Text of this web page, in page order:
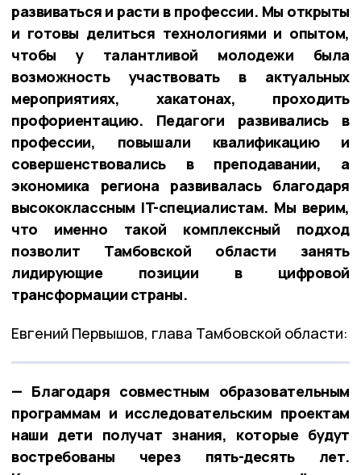
развиваться и расти в профессии. Мы открыты
и готовы делиться технологиями и опытом,
чтобы у талантливой молодежи была
возможность участвовать в актуальных
мероприятиях, хакатонах, проходить
профориентацию. Педагоги развивались в
профессии, повышали квалификацию и
совершенствовались в преподавании, а
экономика региона развивалась благодаря
высококлассным IT-специалистам. Мы верим,
что именно такой комплексный подход
позволит Тамбовской области занять
лидирующие позиции в цифровой
трансформации страны.
Евгений Первышов, глава Тамбовской области:
— Благодаря совместным образовательным
программам и исследовательским проектам
наши дети получат знания, которые будут
востребованы через пять-десять лет.